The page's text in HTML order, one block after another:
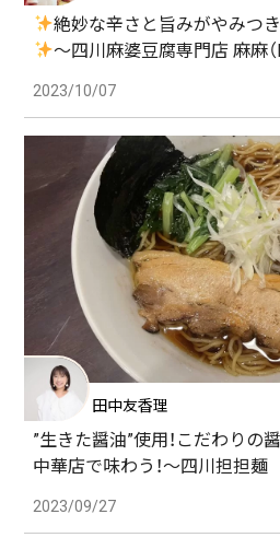
絶妙な辛さと旨みがやみつき
〜四川麻婆豆腐専門店 麻麻（
2023/10/07
田中友香理
”生きた醤油”使用！こだわりの
中華店で味わう！～四川担担
2023/09/27